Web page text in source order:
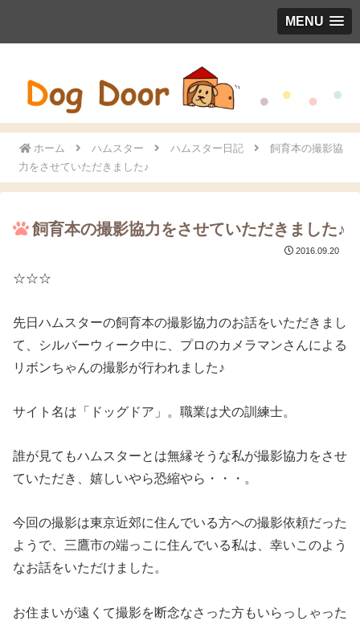
MENU
ホーム ハムスター ハムスター日記
飼育本の撮影協
力をさせていただきました♪
飼育本の撮影協力をさせていただきました♪
2016.09.20
☆☆☆
先日ハムスターの飼育本の撮影協力のお話をいただきまし
て、シルバーウィーク中に、プロのカメラマンさんによる
リボンちゃんの撮影が行われました♪
サイト名は「ドッグドア」。職業は犬の訓練士。
誰が見てもハムスターとは無縁そうな私が撮影協力をさせ
ていただき、嬉しいやら恐縮やら・・・。
今回の撮影は東京近郊に住んでいる方への撮影依頼だった
ようで、三鷹市の端っこに住んでいる私は、幸いこのよう
なお話をいただけました。
お住まいが遠くて撮影を断念なさった方もいらっしゃった